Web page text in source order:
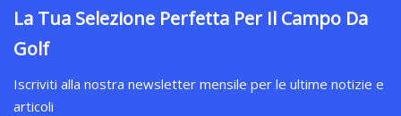
La Tua Selezione Perfetta Per Il Campo Da
Golf
Iscriviti alla nostra newsletter mensile per le ultime notizie e
articoli